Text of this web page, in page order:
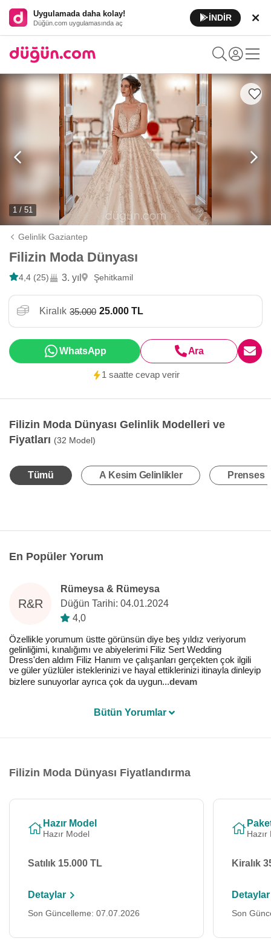
Uygulamada daha kolay!
Düğün.com uygulamasında aç
İNDİR
1 / 51
Gelinlik Gaziantep
Filizin Moda Dünyası
4,4 (25) 3. yıl Şehitkamil
Kiralık 35.000 25.000 TL
Ara
WhatsApp
1 saatte cevap verir
Filizin Moda Dünyası Gelinlik Modelleri ve
Fiyatları (32 Model)
Tümü A Kesim Gelinlikler Prenses
En Popüler Yorum
R&R
Rümeysa & Rümeysa
Düğün Tarihi: 04.01.2024
4,0
Özellikle yorumum üstte görünsün diye beş yıldız veriyorum
gelinliğimi, kınalığımı ve abiyelerimi Filiz Sert Wedding
Dress'den aldım Filiz Hanım ve çalışanları gerçekten çok ilgili
ve güler yüzlüler isteklerinizi ve hayal ettiklerinizi itinayla dinleyip
bizlere sunuyorlar ayrıca çok da uygun...devam
Bütün Yorumlar
Filizin Moda Dünyası Fiyatlandırma
Hazır Model
Hazır Model
Satılık 15.000 TL
Detaylar
Son Güncelleme: 07.07.2026
Hazır
Kiralık
Detaylar
Son